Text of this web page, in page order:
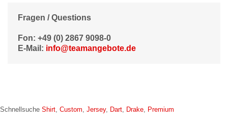
Fragen / Questions
Fon: +49 (0) 2867 9098-0
E-Mail: info@teamangebote.de
Schnellsuche Shirt Custom Jersey, Dart Drake Premium